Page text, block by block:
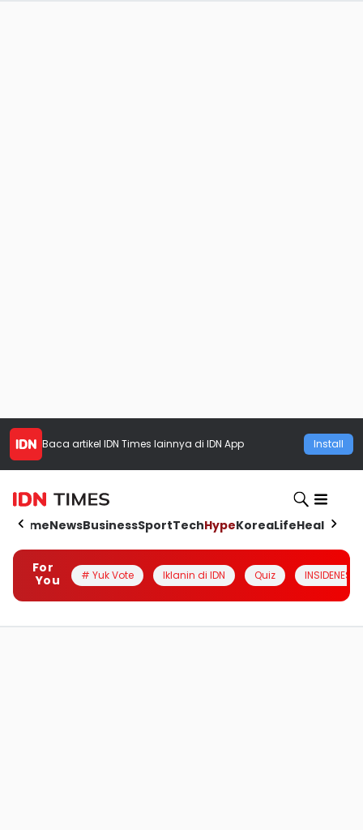
Baca artikel IDN Times lainnya di IDN App Install
HomeNewsBusinessSportTechHypeKoreaLifeHealth
For
You
# Yuk Vote Iklanin di IDN Quiz INSIDENESIA